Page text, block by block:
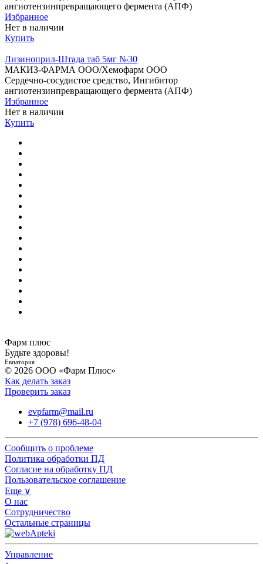
ангиотензинпревращающего фермента (АПФ)
Избранное
Нет в наличии
Купить
Лизиноприл-Штада таб 5мг №30
МАКИЗ-ФАРМА ООО/Хемофарм ООО
Сердечно-сосудистое средство, Ингибитор
ангиотензинпревращающего фермента (АПФ)
Избранное
Нет в наличии
Купить
Фарм плюс
Будьте здоровы!
Евпатория
© 2026 ООО «Фарм Плюс»
Как делать заказ
Проверить заказ
evpfarm@mail.ru
+7 (978) 696-48-04
Сообщить о проблеме
Политика обработки ПД
Согласие на обработку ПД
Пользовательское соглашение
Еще ∨
О нас
Сотрудничество
Остальные страницы
Управление